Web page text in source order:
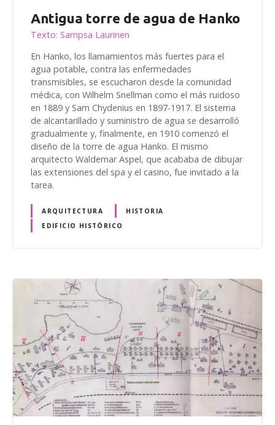
Antigua torre de agua de Hanko
Texto: Sampsa Laurinen
En Hanko, los llamamientos más fuertes para el
agua potable, contra las enfermedades
transmisibles, se escucharon desde la comunidad
médica, con Wilhelm Snellman como el más ruidoso
en 1889 y Sam Chydenius en 1897-1917. El sistema
de alcantarillado y suministro de agua se desarrolló
gradualmente y, finalmente, en 1910 comenzó el
diseño de la torre de agua Hanko. El mismo
arquitecto Waldemar Aspel, que acababa de dibujar
las extensiones del spa y el casino, fue invitado a la
tarea.
ARQUITECTURA
HISTORIA
EDIFICIO HISTÓRICO